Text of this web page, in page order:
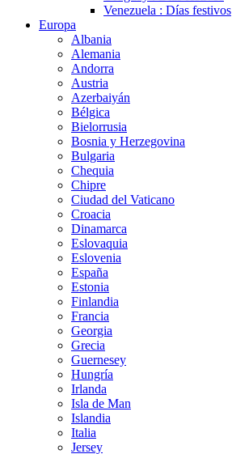
Venezuela : Días festivos
Europa
Albania
Alemania
Andorra
Austria
Azerbaiyán
Bélgica
Bielorrusia
Bosnia y Herzegovina
Bulgaria
Chequia
Chipre
Ciudad del Vaticano
Croacia
Dinamarca
Eslovaquia
Eslovenia
España
Estonia
Finlandia
Francia
Georgia
Grecia
Guernesey
Hungría
Irlanda
Isla de Man
Islandia
Italia
Jersey